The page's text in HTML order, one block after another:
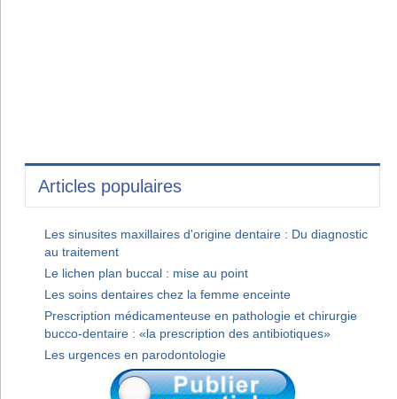
Articles populaires
Les sinusites maxillaires d'origine dentaire : Du diagnostic
au traitement
Le lichen plan buccal : mise au point
Les soins dentaires chez la femme enceinte
Prescription médicamenteuse en pathologie et chirurgie
bucco-dentaire : «la prescription des antibiotiques»
Les urgences en parodontologie